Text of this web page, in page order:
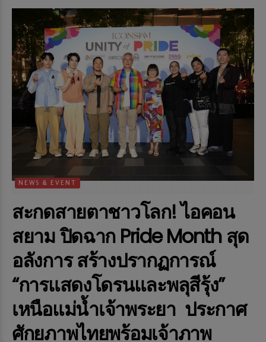
NEWS & EVENT
สะกดสายตาชาวโลก! ไอคอน
สยาม ปิดฉาก Pride Month สุด
อลังการ สร้างปรากฏการณ์
“การแสดงโดรนและพลุสีรุ้ง”
เหนือแม่น้ำเจ้าพระยา ประกาศ
ศักยภาพไทยพร้อมเจ้าภาพ